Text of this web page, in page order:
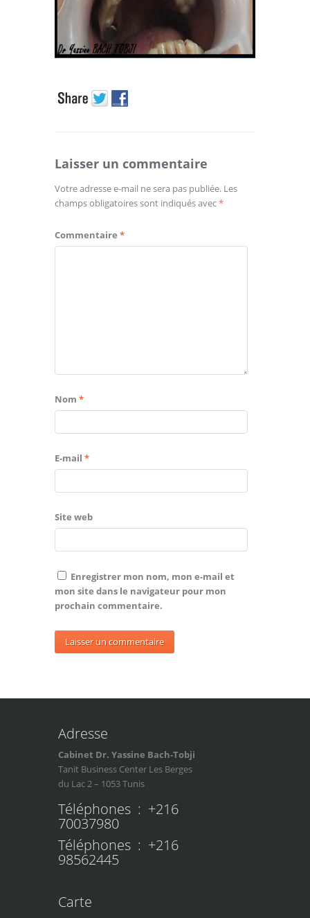
Laisser un commentaire
Votre adresse e-mail ne sera pas publiée. Les
champs obligatoires sont indiqués avec*
Commentaire *
Nom *
E-mail *
Site web
Enregistrer mon nom, mon e-mail et
mon site dans le navigateur pour mon
prochain commentaire.
Adresse
Cabinet Dr. Yassine Bach-Tobji
Tanit Business Center Les Berges
du Lac 2 – 1053 Tunis
Téléphones : +216
70037980
Téléphones : +216
98562445
Carte